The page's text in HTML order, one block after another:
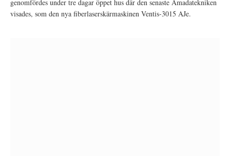
genomfördes under tre dagar öppet hus där den senaste Amadatekniken
visades, som den nya fiberlaserskärmaskinen Ventis-3015 AJe.